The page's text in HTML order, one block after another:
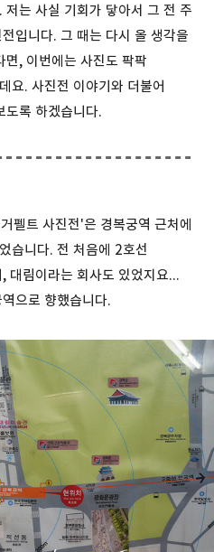
는 사실 기회가 닿아서 그 전 주
입니다. 그 때는 다시 올 생각을
면, 이번에는 사진도 팍팍
요. 사진전 이야기와 더불어
도록 하겠습니다.
펠트 사진전'은 경복궁역 근처에
습니다. 전 처음에 2호선
대림이라는 회사도 있었지요...
으로 향했습니다.